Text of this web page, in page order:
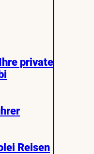
private
Reisen